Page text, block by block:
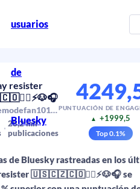
usuarios
de
Bluesky
resister
@depechemodefan101.bsky.social
28,2 mil
publicaciones
PUNTUACIÓN DE
▲ +1999,5
Top0.1%
de Bluesky rastreadas en los
resister 🇺🇸🇨🇿🇨🇴🏴‍☠️⚡️🐶🎧 se